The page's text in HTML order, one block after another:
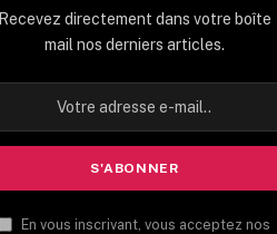
Recevez directement dans votre boîte
mail nos derniers articles.
En vous inscrivant, vous acceptez nos